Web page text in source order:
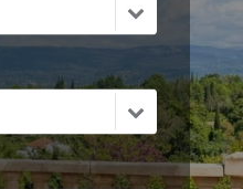
Kasteel of landgoed
Woonhuis
Appartement